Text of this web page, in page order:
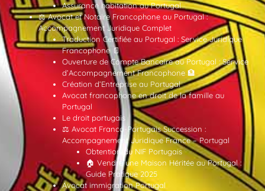
Assurance habitation au Portugal
⚖️ Avocat et Notaire Francophone au Portugal :
Accompagnement Juridique Complet
Traduction Certifiée au Portugal : Service Juridique
Francophone 📄
Ouverture de Compte Bancaire au Portugal : Service
d’Accompagnement Francophone 🏦
Création d’Entreprise au Portugal
Avocat francophone en droit de la famille au
Portugal
Le droit portugais
⚖️ Avocat Franco-Portugais Succession :
Accompagnement Juridique France – Portugal
Obtention du NIF Portugais
🏠 Vendre une Maison Héritée au Portugal :
Guide Pratique 2025
Avocat immigration Portugal